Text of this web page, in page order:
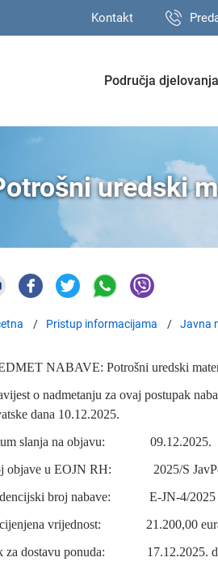
Kontakt
Područja djelovanja
uredski
Pristup informacijama Javna
NABAVE: Potrošni uredski
o nadmetanju za ovaj postupak
dana 10.12.2025.
slanja na objavu: 09.12.2025.
objave u EOJN RH: 2025/S
broj nabave: E-JN-4/2025
vrijednost: 21.200,00 eura
za dostavu ponuda: 17.12.2025.